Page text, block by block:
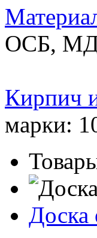
ОСБ,
Кирпич
марки:
Доска